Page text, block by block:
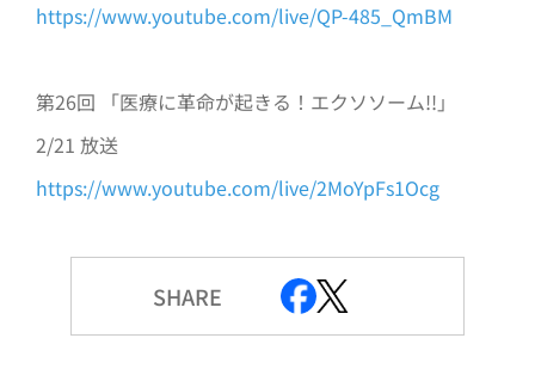
https://www.youtube.com/live/QP-485_QmBM
第26回 「医療に革命が起きる！エクソソーム!!」
2/21 放送
https://www.youtube.com/live/2MoYpFs1Ocg
SHARE